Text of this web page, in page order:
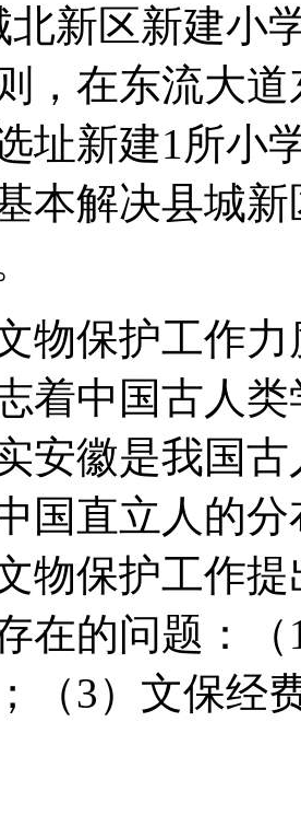
北新区新建
，在东流大
址新建1所小
本解决县城
物保护工作
着中国古人
安徽是我国
国直立人的
物保护工作
在的问题：
（3）文保经